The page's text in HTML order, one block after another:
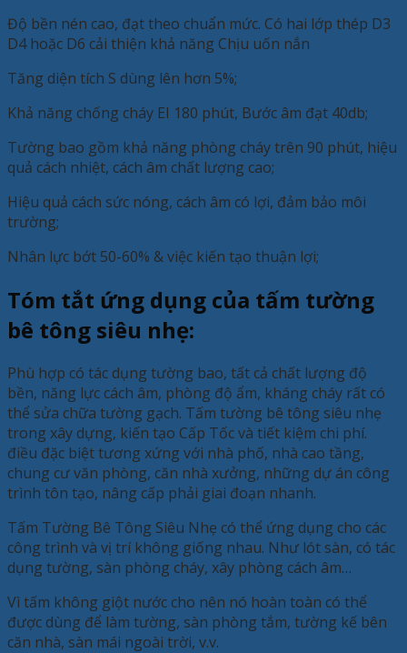
Độ bền nén cao, đạt theo chuẩn mức. Có hai lớp thép D3
D4 hoặc D6 cải thiện khả năng Chịu uốn nắn
Tăng diện tích S dùng lên hơn 5%;
Khả năng chống cháy EI 180 phút, Bước âm đạt 40db;
Tường bao gồm khả năng phòng cháy trên 90 phút, hiệu
quả cách nhiệt, cách âm chất lượng cao;
Hiệu quả cách sức nóng, cách âm có lợi, đảm bảo môi
trường;
Nhân lực bớt 50-60% & việc kiến tạo thuận lợi;
Tóm tắt ứng dụng của tấm tường
bê tông siêu nhẹ:
Phù hợp có tác dụng tường bao, tất cả chất lượng độ
bền, năng lực cách âm, phòng độ ẩm, kháng cháy rất có
thể sửa chữa tường gạch. Tấm tường bê tông siêu nhẹ
trong xây dựng, kiến tạo Cấp Tốc và tiết kiệm chi phí.
điều đặc biệt tương xứng với nhà phố, nhà cao tầng,
chung cư văn phòng, căn nhà xưởng, những dự án công
trình tôn tạo, nâng cấp phải giai đoạn nhanh.
Tấm Tường Bê Tông Siêu Nhẹ có thể ứng dụng cho các
công trình và vị trí không giống nhau. Như lót sàn, có tác
dụng tường, sàn phòng cháy, xây phòng cách âm…
Vì tấm không giột nước cho nên nó hoàn toàn có thể
được dùng để làm tường, sàn phòng tắm, tường kế bên
căn nhà, sàn mái ngoài trời, v.v.